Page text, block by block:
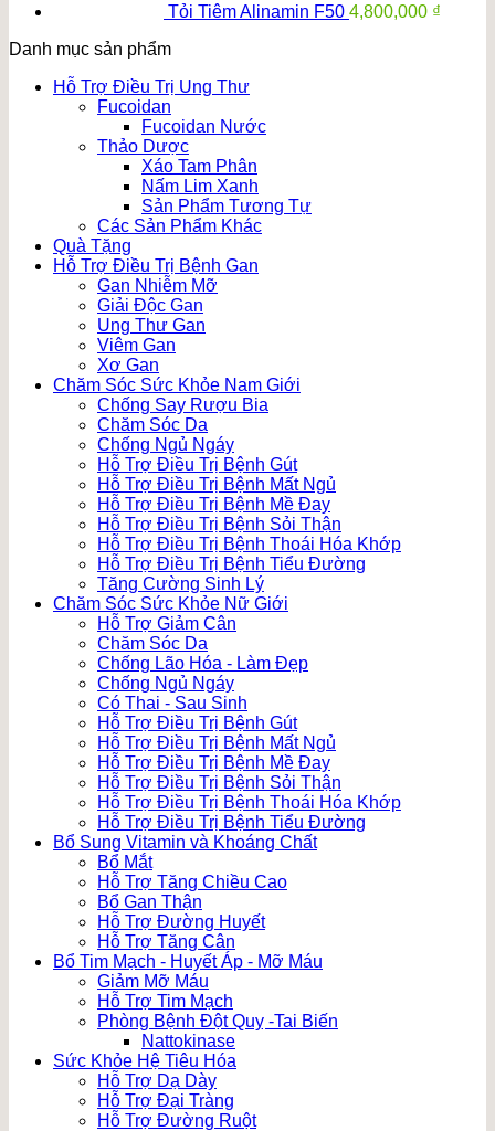
Tỏi Tiêm Alinamin F50 4,800,000 ₫
Danh mục sản phẩm
Hỗ Trợ Điều Trị Ung Thư
Fucoidan
Fucoidan Nước
Thảo Dược
Xáo Tam Phân
Nấm Lim Xanh
Sản Phẩm Tương Tự
Các Sản Phẩm Khác
Quà Tặng
Hỗ Trợ Điều Trị Bệnh Gan
Gan Nhiễm Mỡ
Giải Độc Gan
Ung Thư Gan
Viêm Gan
Xơ Gan
Chăm Sóc Sức Khỏe Nam Giới
Chống Say Rượu Bia
Chăm Sóc Da
Chống Ngủ Ngáy
Hỗ Trợ Điều Trị Bệnh Gút
Hỗ Trợ Điều Trị Bệnh Mất Ngủ
Hỗ Trợ Điều Trị Bệnh Mề Đay
Hỗ Trợ Điều Trị Bệnh Sỏi Thận
Hỗ Trợ Điều Trị Bệnh Thoái Hóa Khớp
Hỗ Trợ Điều Trị Bệnh Tiểu Đường
Tăng Cường Sinh Lý
Chăm Sóc Sức Khỏe Nữ Giới
Hỗ Trợ Giảm Cân
Chăm Sóc Da
Chống Lão Hóa - Làm Đẹp
Chống Ngủ Ngáy
Có Thai - Sau Sinh
Hỗ Trợ Điều Trị Bệnh Gút
Hỗ Trợ Điều Trị Bệnh Mất Ngủ
Hỗ Trợ Điều Trị Bệnh Mề Đay
Hỗ Trợ Điều Trị Bệnh Sỏi Thận
Hỗ Trợ Điều Trị Bệnh Thoái Hóa Khớp
Hỗ Trợ Điều Trị Bệnh Tiểu Đường
Bổ Sung Vitamin và Khoáng Chất
Bổ Mắt
Hỗ Trợ Tăng Chiều Cao
Bổ Gan Thận
Hỗ Trợ Đường Huyết
Hỗ Trợ Tăng Cân
Bổ Tim Mạch - Huyết Áp - Mỡ Máu
Giảm Mỡ Máu
Hỗ Trợ Tim Mạch
Phòng Bệnh Đột Quỵ -Tai Biến
Nattokinase
Sức Khỏe Hệ Tiêu Hóa
Hỗ Trợ Dạ Dày
Hỗ Trợ Đại Tràng
Hỗ Trợ Đường Ruột